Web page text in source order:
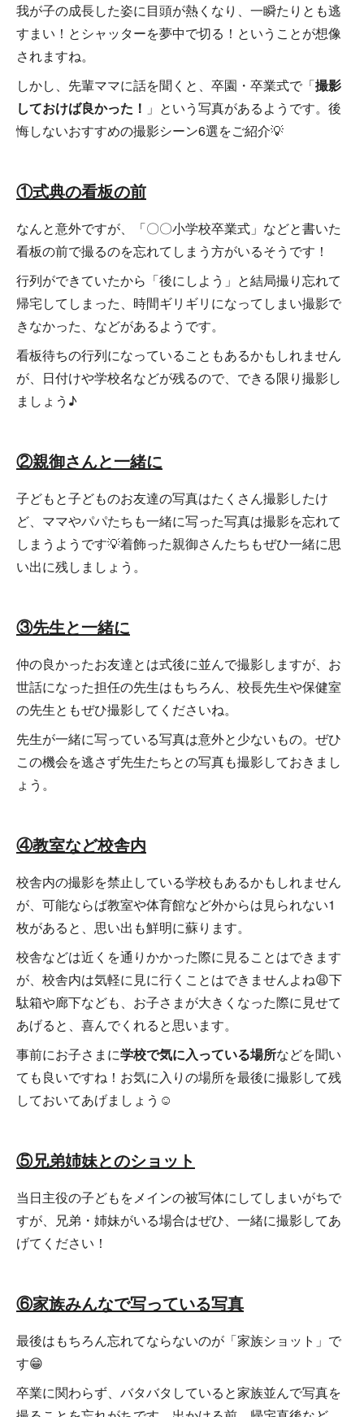
我が子の成長した姿に目頭が熱くなり、一瞬たりとも逃
すまい！とシャッターを夢中で切る！ということが想像
されますね。
しかし、先輩ママに話を聞くと、卒園・卒業式で「撮影
しておけば良かった！ 」という写真があるようです。後
悔しないおすすめの撮影シーン6選をご紹介💡
①式典の看板の前
なんと意外ですが、「〇〇小学校卒業式」などと書いた
看板の前で撮るのを忘れてしまう方がいるそうです！
行列ができていたから「後にしよう」と結局撮り忘れて
帰宅してしまった、時間ギリギリになってしまい撮影で
きなかった、などがあるようです。
看板待ちの行列になっていることもあるかもしれません
が、日付けや学校名などが残るので、できる限り撮影し
ましょう♪
②親御さんと一緒に
子どもと子どものお友達の写真はたくさん撮影したけ
ど、ママやパパたちも一緒に写った写真は撮影を忘れて
しまうようです💡着飾った親御さんたちもぜひ一緒に思
い出に残しましょう。
③先生と一緒に
仲の良かったお友達とは式後に並んで撮影しますが、お
世話になった担任の先生はもちろん、校長先生や保健室
の先生ともぜひ撮影してくださいね。
先生が一緒に写っている写真は意外と少ないもの。ぜひ
この機会を逃さず先生たちとの写真も撮影しておきまし
ょう。
④教室など校舎内
校舎内の撮影を禁止している学校もあるかもしれません
が、可能ならば教室や体育館など外からは見られない1
枚があると、思い出も鮮明に蘇ります。
校舎などは近くを通りかかった際に見ることはできます
が、校舎内は気軽に見に行くことはできませんよね😩下
駄箱や廊下なども、お子さまが大きくなった際に見せて
あげると、喜んでくれると思います。
事前にお子さまに学校で気に入っている場所などを聞い
ても良いですね！お気に入りの場所を最後に撮影して残
しておいてあげましょう☺
⑤兄弟姉妹とのショット
当日主役の子どもをメインの被写体にしてしまいがちで
すが、兄弟・姉妹がいる場合はぜひ、一緒に撮影してあ
げてください！
⑥家族みんなで写っている写真
最後はもちろん忘れてならないのが「家族ショット」で
す😁
卒業に関わらず、バタバタしていると家族並んで写真を